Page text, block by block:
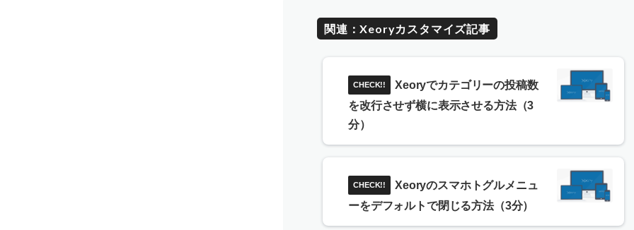
関連：Xeoryカスタマイズ記事
Xeoryでカテゴリーの投稿数
を改行させず横に表示させる方法（3
分）
Xeoryのスマホトグルメニュ
ーをデフォルトで閉じる方法（3分）